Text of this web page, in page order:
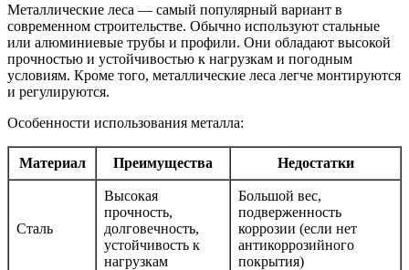
Металлические леса — самый популярный вариант в
современном строительстве. Обычно используют стальные
или алюминиевые трубы и профили. Они обладают высокой
прочностью и устойчивостью к нагрузкам и погодным
условиям. Кроме того, металлические леса легче монтируются
и регулируются.
Особенности использования металла:
Материал Преимущества Недостатки
Сталь
Высокая
прочность,
долговечность,
устойчивость к
нагрузкам
Большой вес,
подверженность
коррозии (если нет
антикоррозийного
покрытия)